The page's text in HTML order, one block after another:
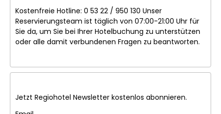
Kostenfreie Hotline: 0 53 22 / 950 130 Unser
Reservierungsteam ist täglich von 07:00-21:00 Uhr für
Sie da, um Sie bei Ihrer Hotelbuchung zu unterstützen
oder alle damit verbundenen Fragen zu beantworten.
Jetzt Regiohotel Newsletter kostenlos abonnieren.